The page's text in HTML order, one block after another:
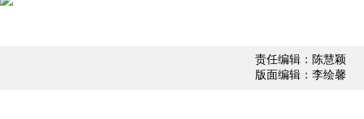
责任编辑：陈慧颖
版面编辑：李绘馨